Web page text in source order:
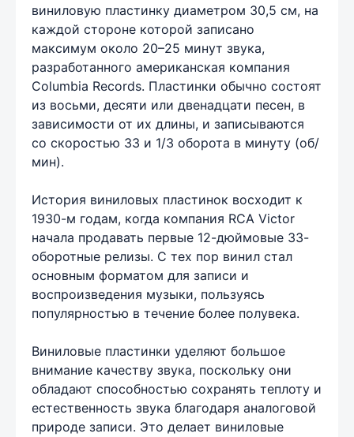
виниловую пластинку диаметром 30,5 см, на
каждой стороне которой записано
максимум около 20–25 минут звука,
разработанного американская компания
Columbia Records. Пластинки обычно состоят
из восьми, десяти или двенадцати песен, в
зависимости от их длины, и записываются
со скоростью 33 и 1/3 оборота в минуту (об/
мин).
История виниловых пластинок восходит к
1930-м годам, когда компания RCA Victor
начала продавать первые 12-дюймовые 33-
оборотные релизы. С тех пор винил стал
основным форматом для записи и
воспроизведения музыки, пользуясь
популярностью в течение более полувека.
Виниловые пластинки уделяют большое
внимание качеству звука, поскольку они
обладают способностью сохранять теплоту и
естественность звука благодаря аналоговой
природе записи. Это делает виниловые